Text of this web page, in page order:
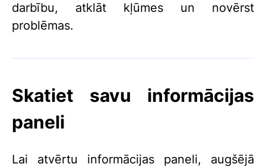
darbību, atklāt kļūmes un novērst
problēmas.
Skatiet savu informācijas
paneli
Lai atvērtu informācijas paneli, augšējā